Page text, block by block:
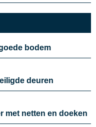
bodem
deuren
met netten en doeken